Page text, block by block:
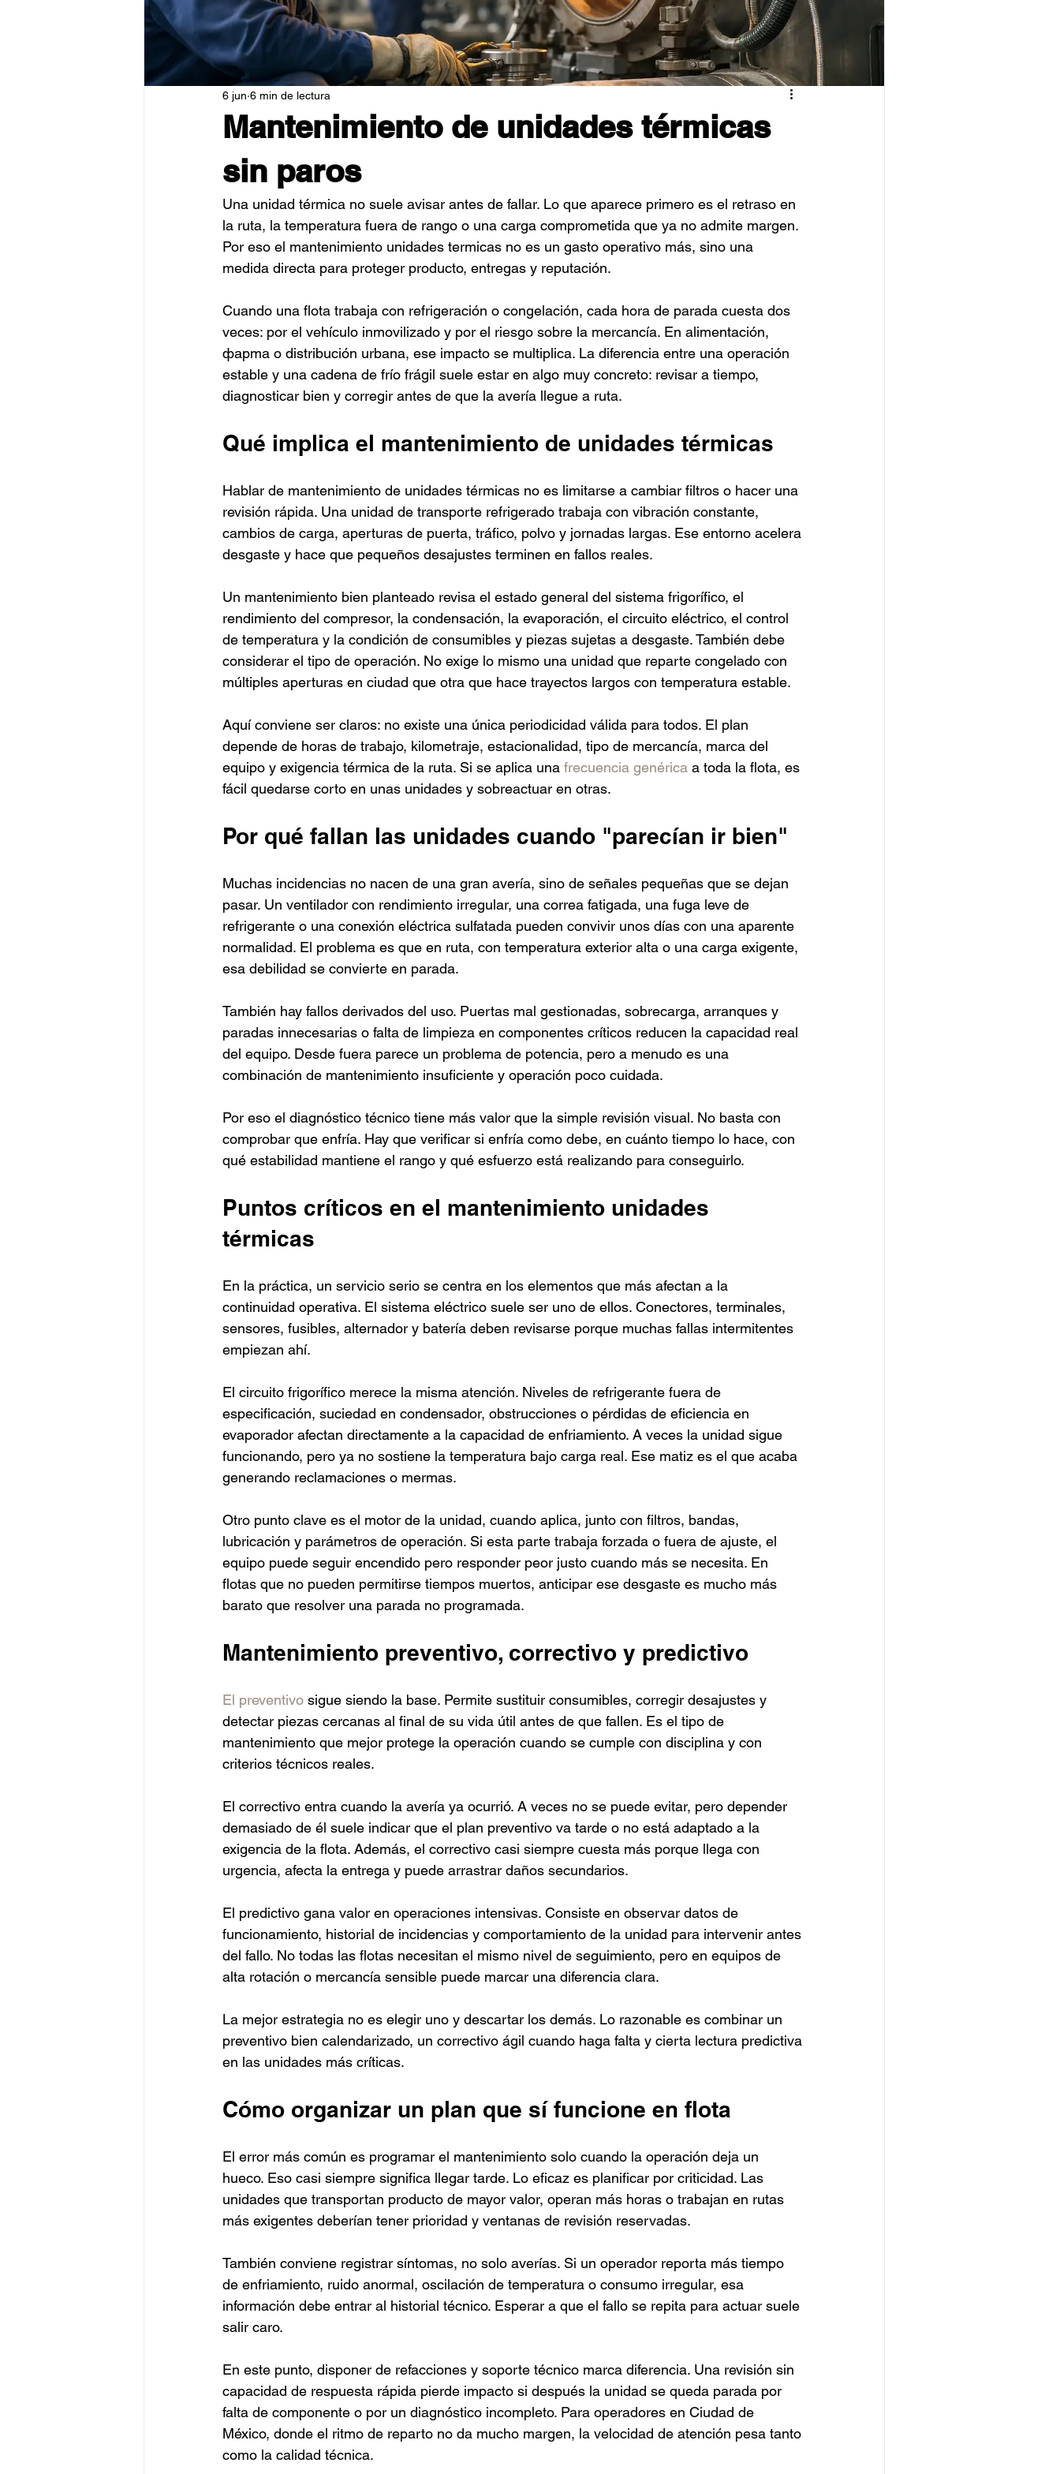
Mantenimiento de unidades térmicas
sin paros
6 jun 6 min de lectura
Una unidad térmica no suele avisar antes de fallar. Lo que aparece primero es el retraso en
la ruta, la temperatura fuera de rango o una carga comprometida que ya no admite margen.
Por eso el mantenimiento unidades termicas no es un gasto operativo más, sino una
medida directa para proteger producto, entregas y reputación.
Cuando una flota trabaja con refrigeración o congelación, cada hora de parada cuesta dos
veces: por el vehículo inmovilizado y por el riesgo sobre la mercancía. En alimentación,
фарma o distribución urbana, ese impacto se multiplica. La diferencia entre una operación
estable y una cadena de frío frágil suele estar en algo muy concreto: revisar a tiempo,
diagnosticar bien y corregir antes de que la avería llegue a ruta.
Qué implica el mantenimiento de unidades térmicas
Hablar de mantenimiento de unidades térmicas no es limitarse a cambiar filtros o hacer una
revisión rápida. Una unidad de transporte refrigerado trabaja con vibración constante,
cambios de carga, aperturas de puerta, tráfico, polvo y jornadas largas. Ese entorno acelera
desgaste y hace que pequeños desajustes terminen en fallos reales.
Un mantenimiento bien planteado revisa el estado general del sistema frigorífico, el
rendimiento del compresor, la condensación, la evaporación, el circuito eléctrico, el control
de temperatura y la condición de consumibles y piezas sujetas a desgaste. También debe
considerar el tipo de operación. No exige lo mismo una unidad que reparte congelado con
múltiples aperturas en ciudad que otra que hace trayectos largos con temperatura estable.
Aquí conviene ser claros: no existe una única periodicidad válida para todos. El plan
depende de horas de trabajo, kilometraje, estacionalidad, tipo de mercancía, marca del
equipo y exigencia térmica de la ruta. Si se aplica una frecuencia genérica a toda la flota, es
fácil quedarse corto en unas unidades y sobreactuar en otras.
Por qué fallan las unidades cuando "parecían ir bien"
Muchas incidencias no nacen de una gran avería, sino de señales pequeñas que se dejan
pasar. Un ventilador con rendimiento irregular, una correa fatigada, una fuga leve de
refrigerante o una conexión eléctrica sulfatada pueden convivir unos días con una aparente
normalidad. El problema es que en ruta, con temperatura exterior alta o una carga exigente,
esa debilidad se convierte en parada.
También hay fallos derivados del uso. Puertas mal gestionadas, sobrecarga, arranques y
paradas innecesarias o falta de limpieza en componentes críticos reducen la capacidad real
del equipo. Desde fuera parece un problema de potencia, pero a menudo es una
combinación de mantenimiento insuficiente y operación poco cuidada.
Por eso el diagnóstico técnico tiene más valor que la simple revisión visual. No basta con
comprobar que enfría. Hay que verificar si enfría como debe, en cuánto tiempo lo hace, con
qué estabilidad mantiene el rango y qué esfuerzo está realizando para conseguirlo.
Puntos críticos en el mantenimiento unidades
térmicas
En la práctica, un servicio serio se centra en los elementos que más afectan a la
continuidad operativa. El sistema eléctrico suele ser uno de ellos. Conectores, terminales,
sensores, fusibles, alternador y batería deben revisarse porque muchas fallas intermitentes
empiezan ahí.
El circuito frigorífico merece la misma atención. Niveles de refrigerante fuera de
especificación, suciedad en condensador, obstrucciones o pérdidas de eficiencia en
evaporador afectan directamente a la capacidad de enfriamiento. A veces la unidad sigue
funcionando, pero ya no sostiene la temperatura bajo carga real. Ese matiz es el que acaba
generando reclamaciones o mermas.
Otro punto clave es el motor de la unidad, cuando aplica, junto con filtros, bandas,
lubricación y parámetros de operación. Si esta parte trabaja forzada o fuera de ajuste, el
equipo puede seguir encendido pero responder peor justo cuando más se necesita. En
flotas que no pueden permitirse tiempos muertos, anticipar ese desgaste es mucho más
barato que resolver una parada no programada.
Mantenimiento preventivo, correctivo y predictivo
El preventivo sigue siendo la base. Permite sustituir consumibles, corregir desajustes y
detectar piezas cercanas al final de su vida útil antes de que fallen. Es el tipo de
mantenimiento que mejor protege la operación cuando se cumple con disciplina y con
criterios técnicos reales.
El correctivo entra cuando la avería ya ocurrió. A veces no se puede evitar, pero depender
demasiado de él suele indicar que el plan preventivo va tarde o no está adaptado a la
exigencia de la flota. Además, el correctivo casi siempre cuesta más porque llega con
urgencia, afecta la entrega y puede arrastrar daños secundarios.
El predictivo gana valor en operaciones intensivas. Consiste en observar datos de
funcionamiento, historial de incidencias y comportamiento de la unidad para intervenir antes
del fallo. No todas las flotas necesitan el mismo nivel de seguimiento, pero en equipos de
alta rotación o mercancía sensible puede marcar una diferencia clara.
La mejor estrategia no es elegir uno y descartar los demás. Lo razonable es combinar un
preventivo bien calendarizado, un correctivo ágil cuando haga falta y cierta lectura predictiva
en las unidades más críticas.
Cómo organizar un plan que sí funcione en flota
El error más común es programar el mantenimiento solo cuando la operación deja un
hueco. Eso casi siempre significa llegar tarde. Lo eficaz es planificar por criticidad. Las
unidades que transportan producto de mayor valor, operan más horas o trabajan en rutas
más exigentes deberían tener prioridad y ventanas de revisión reservadas.
También conviene registrar síntomas, no solo averías. Si un operador reporta más tiempo
de enfriamiento, ruido anormal, oscilación de temperatura o consumo irregular, esa
información debe entrar al historial técnico. Esperar a que el fallo se repita para actuar suele
salir caro.
En este punto, disponer de refacciones y soporte técnico marca diferencia. Una revisión sin
capacidad de respuesta rápida pierde impacto si después la unidad se queda parada por
falta de componente o por un diagnóstico incompleto. Para operadores en Ciudad de
México, donde el ritmo de reparto no da mucho margen, la velocidad de atención pesa tanto
como la calidad técnica.